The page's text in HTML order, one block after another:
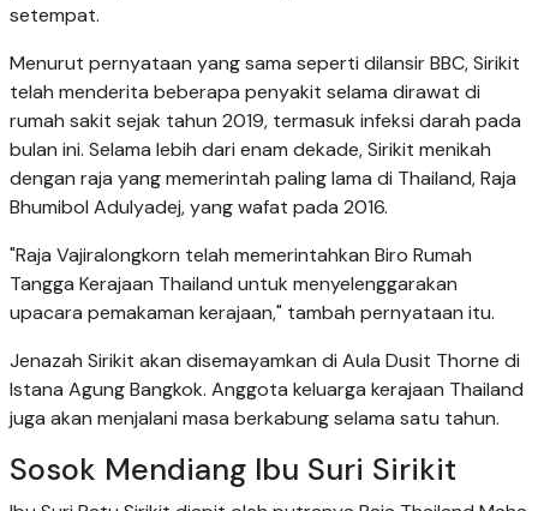
setempat.
Menurut pernyataan yang sama seperti dilansir BBC, Sirikit
telah menderita beberapa penyakit selama dirawat di
rumah sakit sejak tahun 2019, termasuk infeksi darah pada
bulan ini. Selama lebih dari enam dekade, Sirikit menikah
dengan raja yang memerintah paling lama di Thailand, Raja
Bhumibol Adulyadej, yang wafat pada 2016.
"Raja Vajiralongkorn telah memerintahkan Biro Rumah
Tangga Kerajaan Thailand untuk menyelenggarakan
upacara pemakaman kerajaan," tambah pernyataan itu.
Jenazah Sirikit akan disemayamkan di Aula Dusit Thorne di
Istana Agung Bangkok. Anggota keluarga kerajaan Thailand
juga akan menjalani masa berkabung selama satu tahun.
Sosok Mendiang Ibu Suri Sirikit